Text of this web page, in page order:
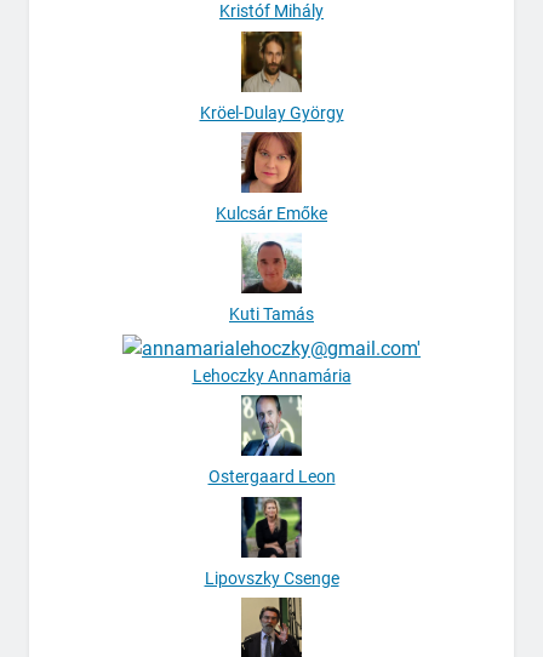
Kristóf Mihály
Kröel-Dulay György
Kulcsár Emőke
Kuti Tamás
Lehoczky Annamária
Ostergaard Leon
Lipovszky Csenge